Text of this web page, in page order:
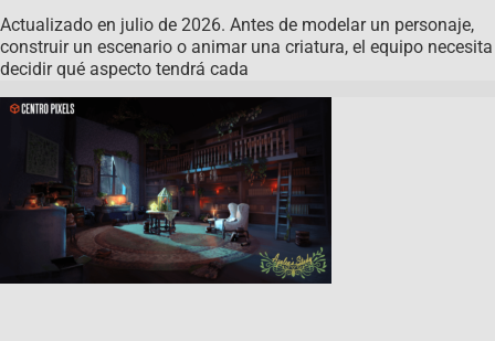
Actualizado en julio de 2026. Antes de modelar un personaje,
construir un escenario o animar una criatura, el equipo necesita
decidir qué aspecto tendrá cada